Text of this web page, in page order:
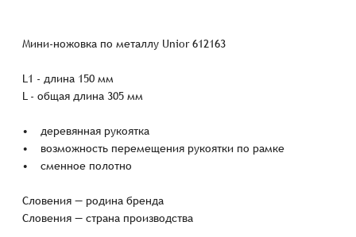
Мини-ножовка по металлу Unior 612163
L1 - длина 150 мм
L - общая длина 305 мм
• деревянная рукоятка
• возможность перемещения рукоятки по рамке
• сменное полотно
Словения — родина бренда
Словения — страна производства